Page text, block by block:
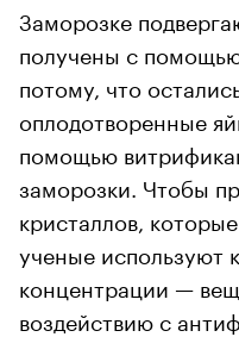
Заморозке
получены с
потому, что
оплодотворенные
помощью
заморозки. Чтобы
кристаллов,
ученые используют
концентрации —
воздействию с